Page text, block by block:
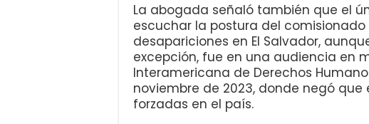
La abogada señaló también que el
escuchar la postura del
desapariciones en El Salvador,
excepción, fue en una audiencia en
Interamericana de Derechos
noviembre de 2023, donde negó que
forzadas en el país.